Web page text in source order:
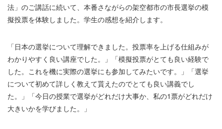
法」のご講話に続いて、本番さながらの架空都市の市長選挙の模
擬投票を体験しました。学生の感想を紹介します。
「日本の選挙について理解できました。投票率を上げる仕組みが
わかりやすく良い講座でした。」「模擬投票がとても良い経験で
した。これを機に実際の選挙にも参加してみたいです。」「選挙
について初めて詳しく教えて貰えたのでとても良い講義でし
た。」「今日の授業で選挙がどれだけ大事か、私の1票がどれだけ
大きいかを学びました。」